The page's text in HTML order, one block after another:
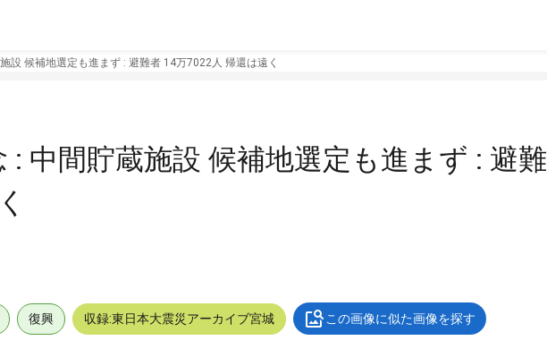
設 候補地選定も進まず : 避難者 14万7022人 帰還は遠く
: 中間貯蔵施設 候補地選定も進まず : 避難
復興 収録:東日本大震災アーカイブ宮城 この画像に似た画像を探す